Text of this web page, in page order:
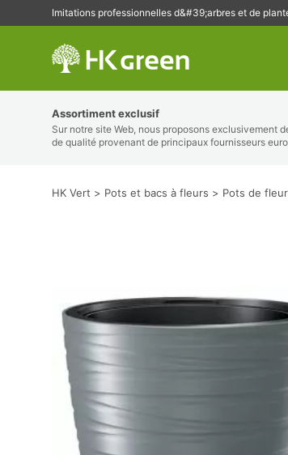
Imitations professionnelles d&#39;arbres et de
HK Vert Pots et bacs à fleurs Pots de
Assortiment exclusif
Sur notre site Web, nous proposons exclusivement
de qualité provenant de principaux fournisseurs